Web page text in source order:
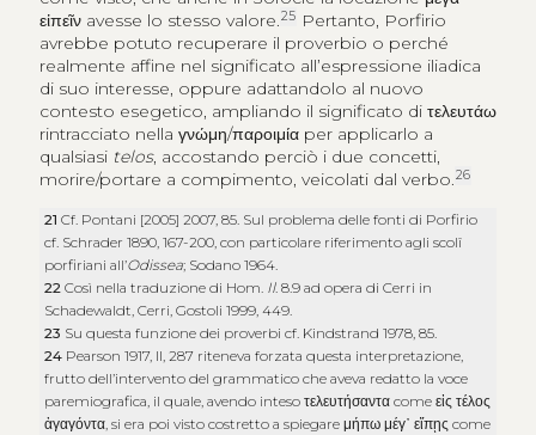
εἰπεῖνavesse lo stesso valore.25 Pertanto, Porfirio
avrebbe potuto recuperare il proverbio o perché
realmente affine nel significato all’espressione iliadica
di suo interesse, oppure adattandolo al nuovo
contesto esegetico, ampliando il significato di τελευτάω
rintracciato nella γνώμη/παροιμίαper applicarlo a
qualsiasi telos, accostando perciò i due concetti,
morire/portare a compimento, veicolati dal verbo.26
21Cf. Pontani [2005] 2007, 85. Sul problema delle fonti di Porfirio
cf. Schrader 1890, 167-200, con particolare riferimento agli scolî
porfiriani all’Odissea; Sodano 1964.
22Così nella traduzione di Hom. Il. 8.9 ad opera di Cerri in
Schadewaldt, Cerri, Gostoli 1999, 449.
23 Su questa funzione dei proverbi cf. Kindstrand 1978, 85.
24 Pearson 1917, II, 287 riteneva forzata questa interpretazione,
frutto dell’intervento del grammatico che aveva redatto la voce
paremiografica, il quale, avendo intesoτελευτήσαντα comeεἰς τέλος
ἀγαγόντα, si era poi visto costretto a spiegareμήπω μέγ᾽ εἴπῃς come